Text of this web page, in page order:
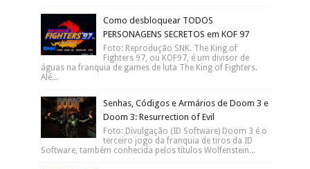
Como desbloquear TODOS
PERSONAGENS SECRETOS em KOF 97
Foto: Reprodução SNK. The King of
Fighters 97, ou KOF97, é um divisor de
águas na franquia de games de luta The King of Fighters.
Alé...
Senhas, Códigos e Armários de Doom 3 e
Doom 3: Resurrection of Evil
Foto: Divulgação (ID Software) Doom 3 é o
terceiro jogo da franquia de tiros da ID
Software, também conhecida pelos títulos Wolfenstein...